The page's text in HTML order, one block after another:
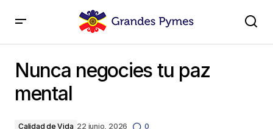
Nunca negocies tu paz
mental
Calidad de Vida 22 junio, 2026 0